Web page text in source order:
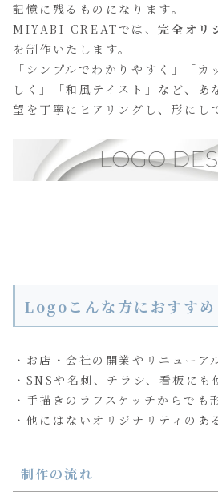
記憶に残るものになります。
MIYABI CREATでは、完全オリ
を制作いたします。
「シンプルでわかりやすく」「カ
しく」「和風テイスト」など、あ
望を丁寧にヒアリングし、形にし
Logoこんな方におすすめ
・お店・会社の開業やリニューア
・SNSや名刺、チラシ、看板にも
・手描きのラフスケッチからでも
・他にはないオリジナリティのあ
制作の流れ